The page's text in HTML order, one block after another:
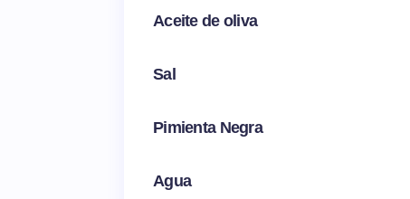
Aceite de oliva
Sal
Pimienta Negra
Agua